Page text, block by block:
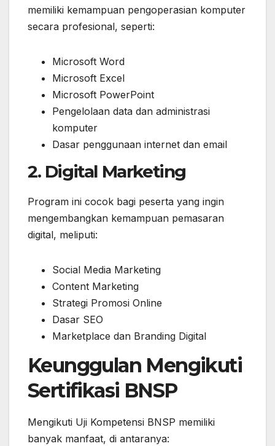
memiliki kemampuan pengoperasian komputer
secara profesional, seperti:
Microsoft Word
Microsoft Excel
Microsoft PowerPoint
Pengelolaan data dan administrasi
komputer
Dasar penggunaan internet dan email
2. Digital Marketing
Program ini cocok bagi peserta yang ingin
mengembangkan kemampuan pemasaran
digital, meliputi:
Social Media Marketing
Content Marketing
Strategi Promosi Online
Dasar SEO
Marketplace dan Branding Digital
Keunggulan Mengikuti
Sertifikasi BNSP
Mengikuti Uji Kompetensi BNSP memiliki
banyak manfaat, di antaranya: